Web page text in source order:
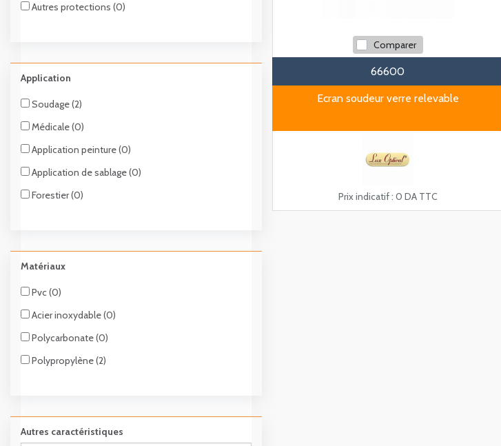
Autres protections (0)
Application
Soudage (2)
Médicale (0)
Application peinture (0)
Application de sablage (0)
Forestier (0)
Matériaux
Pvc (0)
Acier inoxydable (0)
Polycarbonate (0)
Polypropylène (2)
Autres caractéristiques
Comparer
66600
Ecran soudeur verre relevable
Prix indicatif : 0 DA TTC